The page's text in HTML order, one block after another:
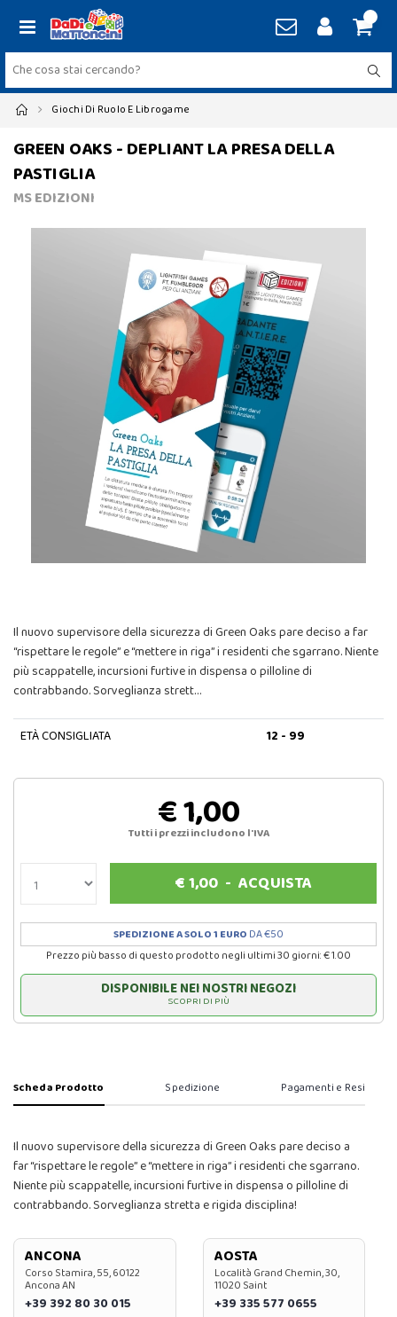
Giochi Di Ruolo E Librogame
GREEN OAKS - DEPLIANT LA PRESA DELLA
PASTIGLIA
MS EDIZIONI
Il nuovo supervisore della sicurezza di Green Oaks pare deciso a far
“rispettare le regole” e “mettere in riga” i residenti che sgarrano. Niente
più scappatelle, incursioni furtive in dispensa o pilloline di
contrabbando. Sorveglianza strett…
ETÀ CONSIGLIATA 12 - 99
€ 1,00
Tutti i prezzi includono l'IVA
€1,00- ACQUISTA
SPEDIZIONE A SOLO 1 EURO DA €50
Prezzo più basso di questo prodotto negli ultimi 30 giorni: € 1.00
DISPONIBILE NEI NOSTRI NEGOZI
SCOPRI DI PIÙ
Scheda Prodotto Spedizione Pagamenti e Resi
Il nuovo supervisore della sicurezza di Green Oaks pare deciso a
far “rispettare le regole” e “mettere in riga” i residenti che sgarrano.
Niente più scappatelle, incursioni furtive in dispensa o pilloline di
contrabbando. Sorveglianza stretta e rigida disciplina!
ANCONA
Corso Stamira, 55, 60122
Ancona AN
+39 392 80 30 015
AOSTA
Località Grand Chemin, 30,
11020 Saint
+39 335 577 0655